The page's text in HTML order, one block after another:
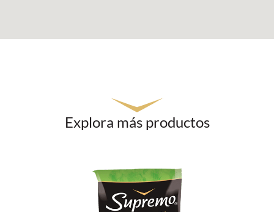
Explora más productos